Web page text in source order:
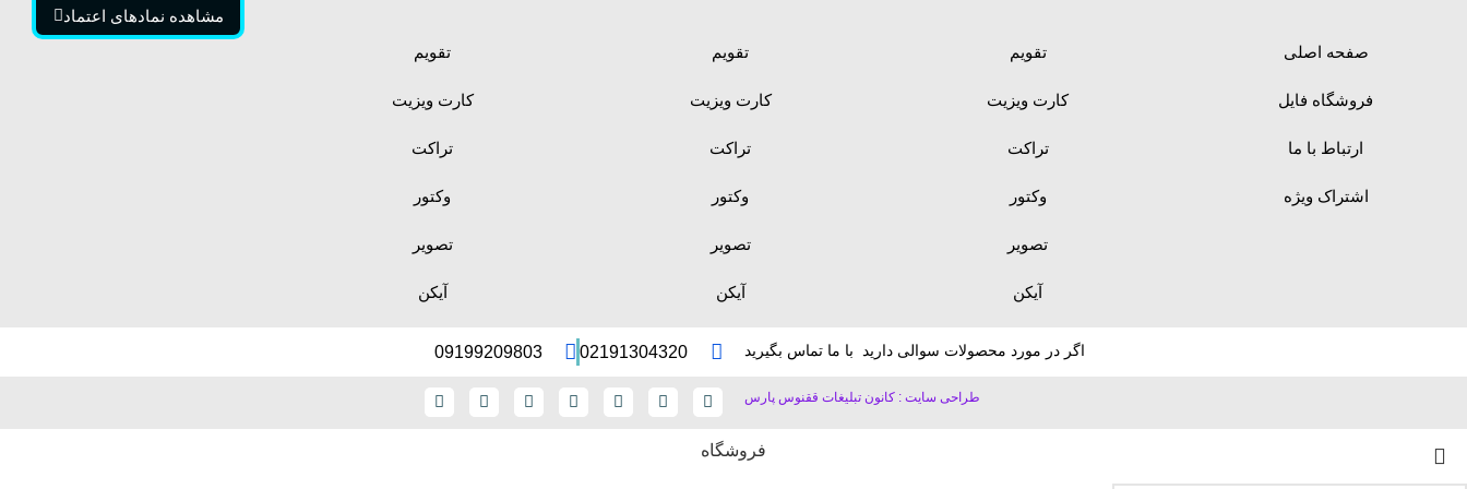
صفحه اصلی
فروشگاه فایل
ارتباط با ما
اشتراک ویژه
تقویم
کارت ویزیت
تراکت
وکتور
تصویر
آیکن
تقویم
کارت ویزیت
تراکت
وکتور
تصویر
آیکن
تقویم
کارت ویزیت
تراکت
وکتور
تصویر
آیکن
مشاهده نمادهای اعتماد
اگر در مورد محصولات سوالی دارید با ما تماس بگیرید 02191304320
09199209803
طراحی سایت : کانون تبلیغات ققنوس پارس
فروشگاه